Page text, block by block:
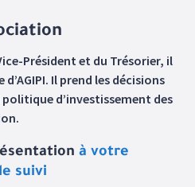
Président et du Trésorier, il
Il prend les décisions
d’investissement des
à votre
suivi